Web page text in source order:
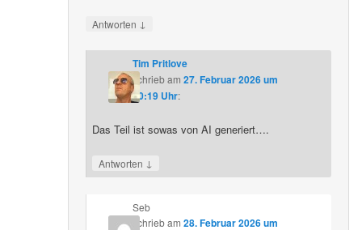
Antworten ↓
Tim Pritlove
schriebam 27. Februar 2026 um
20:19 Uhr:
Das Teil ist sowas von AI generiert….
Antworten ↓
Seb
schriebam 28. Februar 2026 um